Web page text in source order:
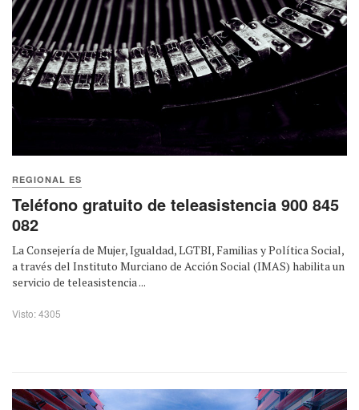
REGIONAL ES
Teléfono gratuito de teleasistencia 900 845
082
La Consejería de Mujer, Igualdad, LGTBI, Familias y Política Social,
a través del Instituto Murciano de Acción Social (IMAS) habilita un
servicio de teleasistencia ...
Visto: 4305